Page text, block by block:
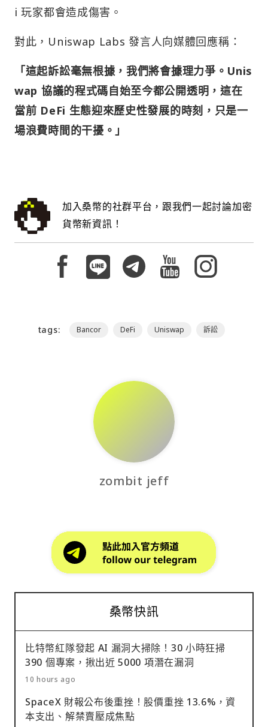
i 玩家都會造成傷害。
對此，Uniswap Labs 發言人向媒體回應稱：
「這起訴訟毫無根據，我們將會據理力爭。Unis
wap 協議的程式碼自始至今都公開透明，這在
當前 DeFi 生態迎來歷史性發展的時刻，只是一
場浪費時間的干擾。」
加入桑幣的社群平台，跟我們一起討論加密
貨幣新資訊！
tags: Bancor DeFi Uniswap 訴訟
zombit jeff
桑幣快訊
比特幣紅隊發起 AI 漏洞大掃除！30 小時狂掃
390 個專案，揪出近 5000 項潛在漏洞
10 hours ago
SpaceX 財報公布後重挫！股價重挫 13.6%，資
本支出、解禁賣壓成焦點